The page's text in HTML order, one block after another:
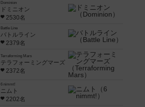
Dominion
ドミニオン
2530名
Battle Line
バトルライン
2379名
Terraforming Mars
テラフォーミングマーズ
2372名
6 nimmt!
ニムト
2202名